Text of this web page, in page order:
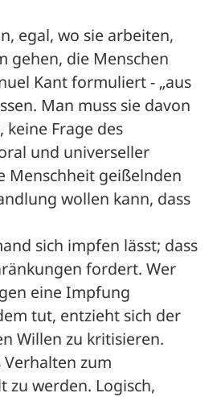
egal, wo sie arbeiten,
gehen, die Menschen
Kant formuliert - „aus
Man muss sie davon
Frage des
und universeller
Menschheit geißelnden
wollen kann, dass
sich impfen lässt; dass
fordert. Wer
eine Impfung
tut, entzieht sich der
Willen zu kritisieren.
zum
zu werden. Logisch,